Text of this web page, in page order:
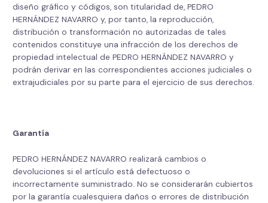
diseño gráfico y códigos, son titularidad de, PEDRO
HERNÁNDEZ NAVARRO y, por tanto, la reproducción,
distribución o transformación no autorizadas de tales
contenidos constituye una infracción de los derechos de
propiedad intelectual de PEDRO HERNÁNDEZ NAVARRO y
podrán derivar en las correspondientes acciones judiciales o
extrajudiciales por su parte para el ejercicio de sus derechos.
Garantía
PEDRO HERNÁNDEZ NAVARRO realizará cambios o
devoluciones si el artículo está defectuoso o
incorrectamente suministrado. No se considerarán cubiertos
por la garantía cualesquiera daños o errores de distribución